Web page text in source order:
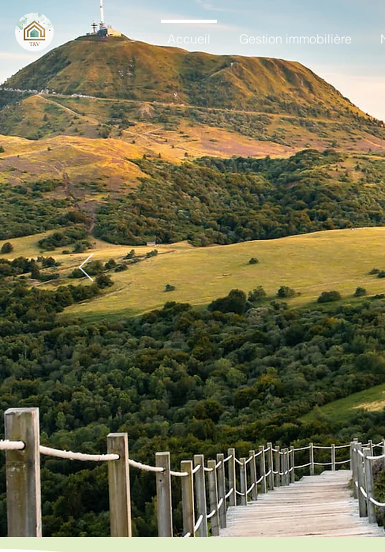
Accueil Gestion immobilière